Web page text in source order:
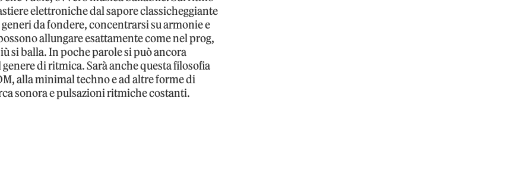
elettroniche dal sapore classicheggiante
da fondere, concentrarsi su armonie e
allungare esattamente come nel prog,
si balla. In poche parole si può ancora
di ritmica. Sarà anche questa filosofia
alla minimal techno e ad altre forme di
sonora e pulsazioni ritmiche costanti.